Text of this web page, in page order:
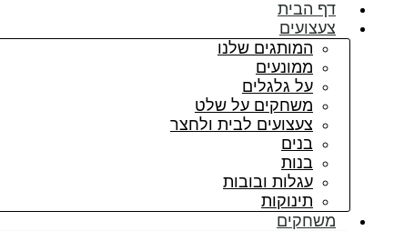
דף הבית
צעצועים
המותגים שלנו
ממונעים
על גלגלים
משחקים על שלט
צעצועים לבית ולחצר
בנים
בנות
עגלות ובובות
תינוקות
משחקים